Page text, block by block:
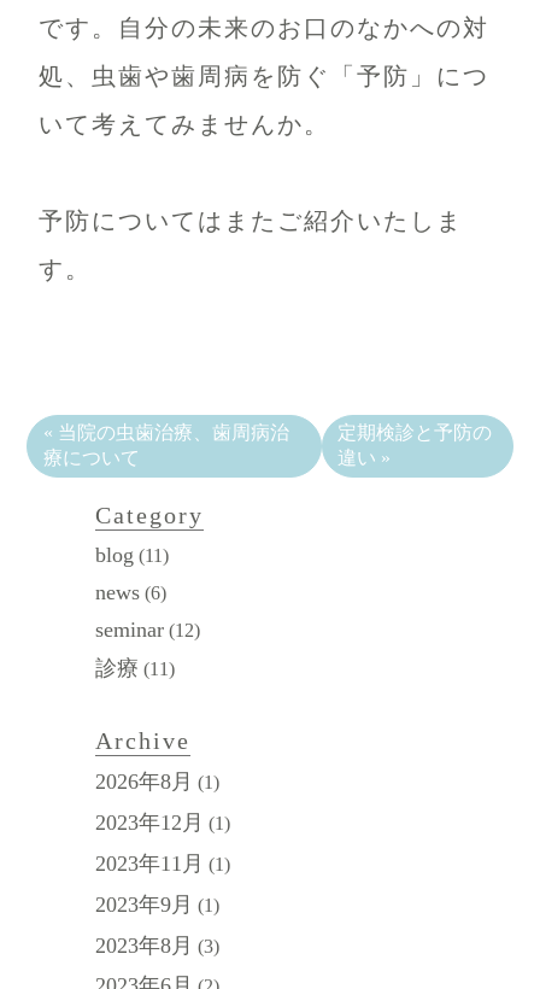
Category
blog (11)
news(6)
seminar(12)
診療 (11)
Archive
2026年8月 (1)
2023年12月 (1)
2023年11月 (1)
2023年9月 (1)
2023年8月 (3)
です。自分の未来のお口のなかへの対
処、虫歯や歯周病を防ぐ「予防」につ
いて考えてみませんか。
予防についてはまたご紹介いたしま
す。
« 当院の虫歯治療、歯周病治
療について
定期検診と予防の
違い »